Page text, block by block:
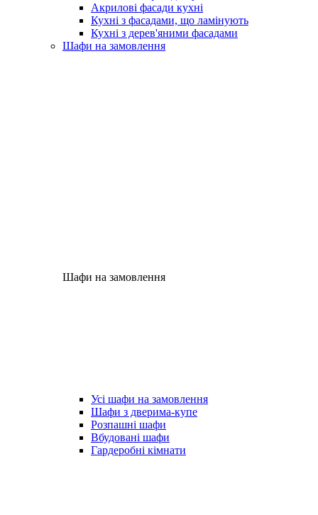
Акрилові фасади кухні
Кухні з фасадами, що ламінують
Кухні з дерев'яними фасадами
Шафи на замовлення
Шафи на замовлення
Усі шафи на замовлення
Шафи з дверима-купе
Розпашні шафи
Вбудовані шафи
Гардеробні кімнати